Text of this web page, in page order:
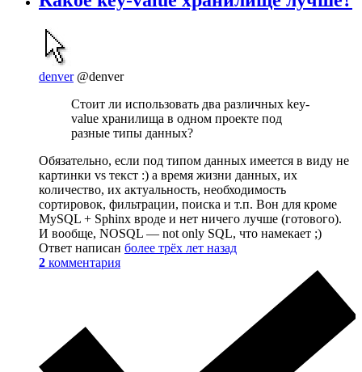
denver @denver
Стоит ли использовать два различных key-
value хранилища в одном проекте под
разные типы данных?
Обязательно, если под типом данных имеется в виду не
картинки vs текст :) а время жизни данных, их
количество, их актуальность, необходимость
сортировок, фильтрации, поиска и т.п. Вон для кроме
MySQL + Sphinx вроде и нет ничего лучше (готового).
И вообще, NOSQL — not only SQL, что намекает ;)
Ответ написан более трёх лет назад
2 комментария